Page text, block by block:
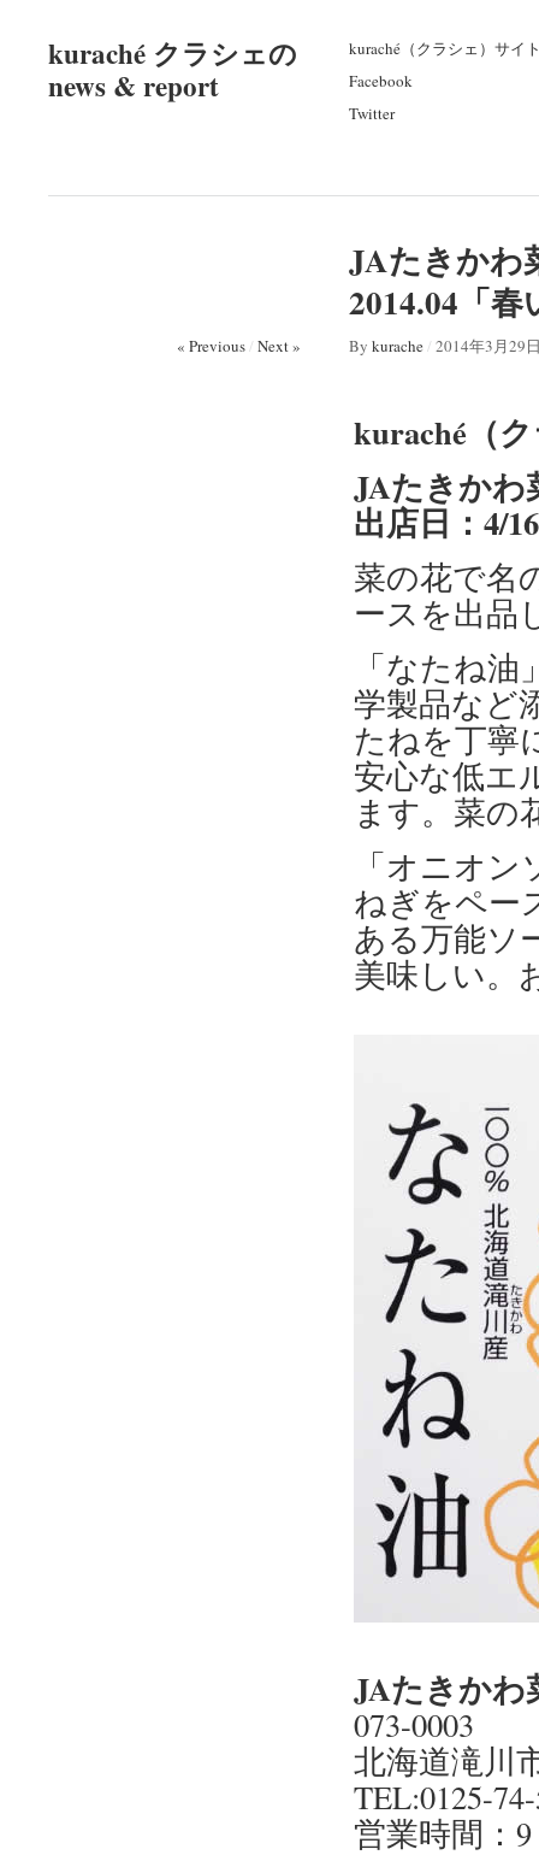
kuraché クラシェの
news & report
kuraché（クラシェ）サイ
Facebook
Twitter
JAたきかわ
2014.04「
« Previous/ Next » By kurache/ 2014年3月29
kuraché（
JAたきかわ
出店日：4/
菜の花で名
ースを出品
「なたね
学製品など
たねを丁寧
安心な低エ
ます。菜の
「オニオ
ねぎをペー
ある万能ソ
美味しい。
JAたきかわ
073-0003
北海道滝川
TEL:0125-
営業時間：9